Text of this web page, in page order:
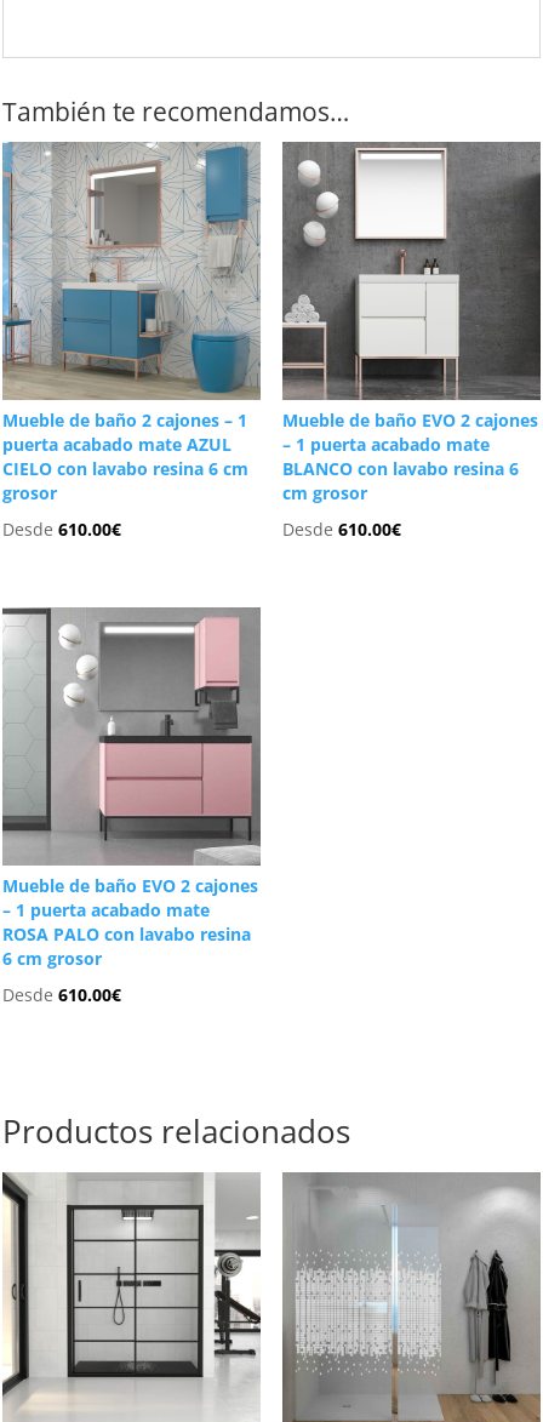
También te recomendamos…
Mueble de baño 2 cajones – 1
puerta acabado mate AZUL
CIELO con lavabo resina 6 cm
grosor
Desde610.00€
Mueble de baño EVO 2 cajones
– 1 puerta acabado mate
BLANCO con lavabo resina 6
cm grosor
Desde 610.00€
Mueble de baño EVO 2 cajones
– 1 puerta acabado mate
ROSA PALO con lavabo resina
6 cm grosor
Desde610.00€
Productos relacionados